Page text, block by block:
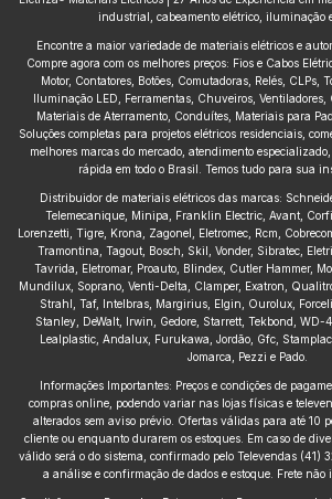
industrial, cabeamento elétrico, iluminação
Encontre a maior variedade de materiais elétricos e
Compre agora com os melhores preços: Fios e Cabos
Motor, Contatores, Botões, Comutadoras, Relés, CLPs,
Iluminação LED, Ferramentas, Chuveiros, Ventiladores,
Materiais de Aterramento, Conduítes, Materiais para
Soluções completas para projetos elétricos residenciais,
melhores marcas do mercado, atendimento
rápida em todo o Brasil. Temos tudo para sua
Distribuidor de materiais elétricos das marcas:
Telemecanique, Minipa, Franklin Electric, Avant,
Lorenzetti, Tigre, Krona, Zagonel, Eletromec, Rcm,
Tramontina, Tagout, Bosch, Skil, Vonder, Sibratec,
Tavrida, Eletromar, Proauto, Blindex, Cutler Hammer,
Mundilux, Soprano, Venti-Delta, Clamper, Exatron,
Strahl, Taf, Intelbras, Margirius, Elgin, Ourolux,
Stanley, DeWalt, Irwin, Gedore, Starrett, Tekbond, WD-
Lealplastic, Andalux, Furukawa, Jordão, Gfc,
Jomarca, Pezzi e Pado.
Informações Importantes: Preços e condições de
compras online, podendo variar nas lojas físicas e
alterados sem aviso prévio. Ofertas válidas para até 10
cliente ou enquanto durarem os estoques. Em caso de
válido será o do sistema, confirmado pelo Televendas (41)
a análise e confirmação de dados e estoque. Frete não